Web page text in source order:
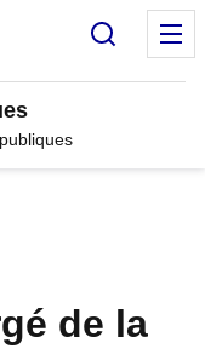
de la